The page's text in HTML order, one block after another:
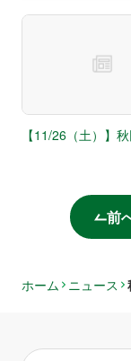
【11/26（土）】
前
ホーム ニュース